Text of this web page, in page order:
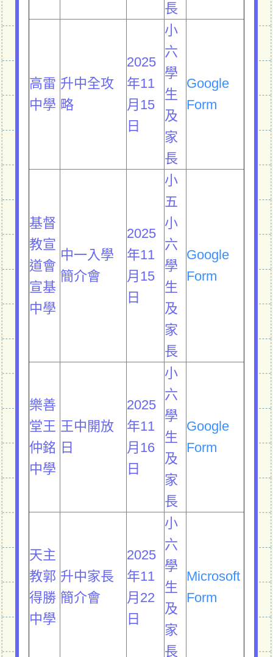
長
高雷
中學
升中全攻
略
2025
年11
月15
日
小
六
學
生
及
家
長
Google
Form
基督
教宣
道會
宣基
中學
中一入學
簡介會
2025
年11
月15
日
小
五
小
六
學
生
及
家
長
Google
Form
樂善
堂王
仲銘
中學
王中開放
日
2025
年11
月16
日
小
六
學
生
及
家
長
Google
Form
天主
教郭
得勝
中學
升中家長
簡介會
2025
年11
月22
日
小
六
學
生
及
家
長
Microsoft
Form